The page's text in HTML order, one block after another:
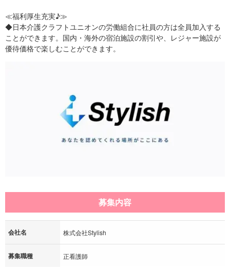
≪福利厚生充実♪≫
◆日本介護クラフトユニオンの労働組合に社員の方は全員加入する
ことができます。国内・海外の宿泊施設の割引や、レジャー施設が
優待価格で楽しむことができます。
募集内容
会社名 株式会社Stylish
募集職種 正看護師